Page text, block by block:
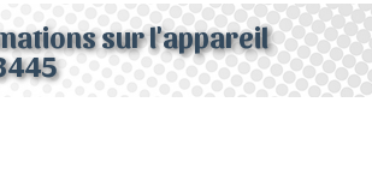
sur l'appareil